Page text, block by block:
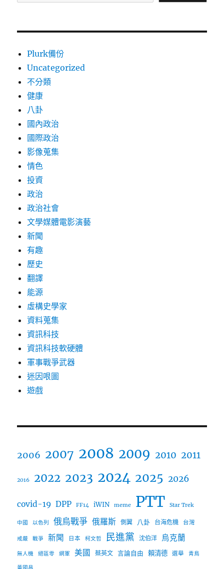
Plurk備份
Uncategorized
不分類
健康
八卦
國內政治
國際政治
影像蒐集
情色
投資
政治
政治社會
文學媒體電影演藝
新聞
有趣
歷史
翻譯
能源
虛構史學家
資料蒐集
資訊科技
資訊科技軟硬體
軍事戰爭武器
迷因哏圖
遊戲
2006 2007 2008 2009 2010 2011
2016 2022 2023 2024 2025 2026
covid-19 DPP FF14 iWIN meme PTT Star Trek
中國 以色列 俄烏戰爭 俄羅斯 側翼 八卦 台海危機 台灣
戒嚴 戰爭 新聞 日本 柯文哲 民進黨 沈伯洋 烏克蘭
無人機 絕區零 網軍 美國 蔡英文 言論自由 賴清德 選舉 青鳥